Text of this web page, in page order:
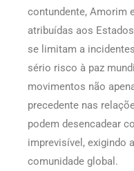
contundente, Amorim
atribuídas aos
se limitam a
sério risco à paz
movimentos não
precedente nas
podem desencadear
imprevisível, exigindo
comunidade global.